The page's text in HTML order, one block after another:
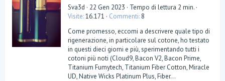
Sva3d 22 Gen 2023
Tempo di lettura 2 min.
Visite 16.171 Commenti 8
Come promesso, eccomi a descrivere quale tipo di
rigenerazione, in particolare sul cotone, ho testato
in questi dieci giorni e più, sperimentando tutti i
cotoni più noti (Cloud9, Bacon V2, Bacon Prime,
Titanium Fumytech, Titanium Fiber Cotton, Miracle
UD, Native Wicks Platinum Plus, Fiber...